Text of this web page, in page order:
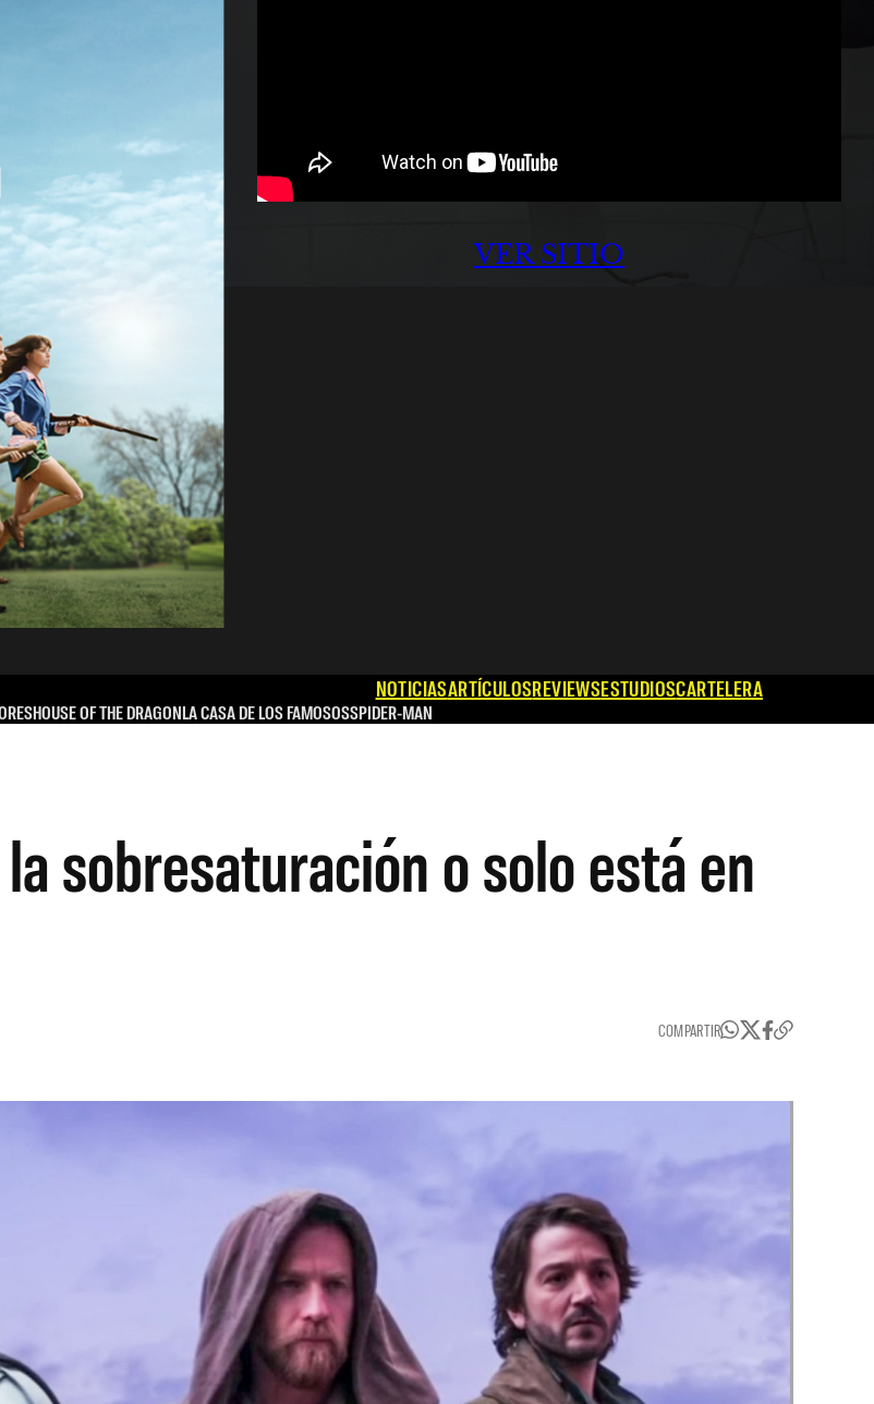
VER SITIO
NOTICIASARTÍCULOSREVIEWSESTUDIOSCARTELERA
HOUSE OF THE DRAGONLA CASA DE LOS FAMOSOSSPIDER-MAN
sobresaturación o solo está en
COMPARTIR